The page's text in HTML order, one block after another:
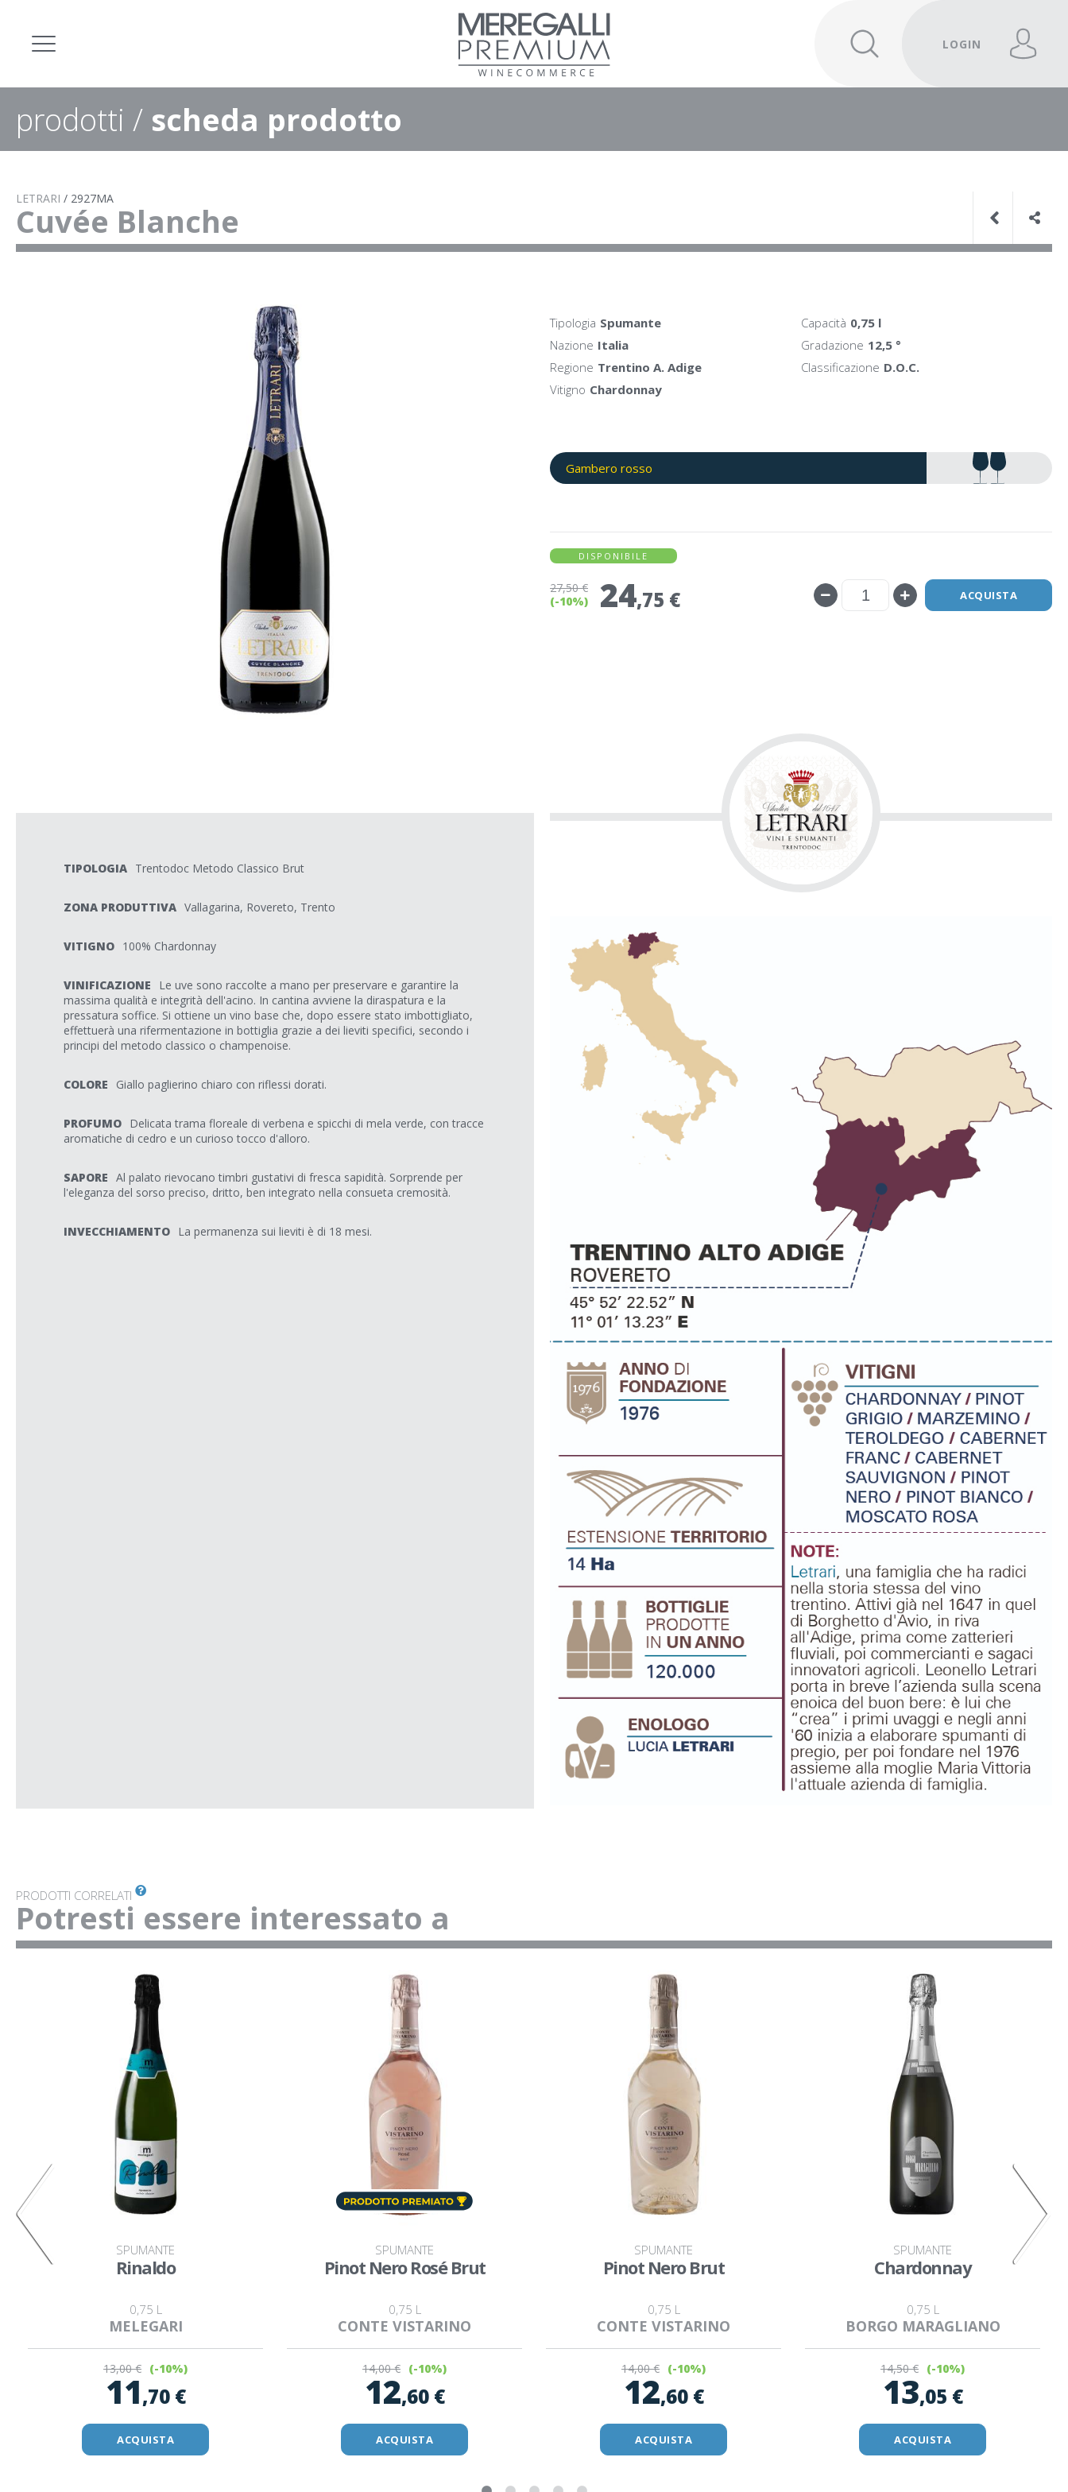
LOGIN
prodotti / scheda prodotto
LETRARI / 2927MA
Cuvée Blanche
Tipologia Spumante Capacità 0,75 l
Nazione Italia Gradazione 12,5 °
Regione Trentino A. Adige Classificazione D.O.C.
Vitigno Chardonnay
Gambero rosso
DISPONIBILE
27,50 €
(-10%)
24,75 € ACQUISTA
TIPOLOGIA Trentodoc Metodo Classico Brut
ZONA PRODUTTIVA Vallagarina, Rovereto, Trento
VITIGNO 100% Chardonnay
VINIFICAZIONE
Le uve sono raccolte a mano per preservare e garantire la
massima qualità e integrità dell'acino. In cantina avviene la diraspatura e la
pressatura soffice. Si ottiene un vino base che, dopo essere stato imbottigliato,
effettuerà una rifermentazione in bottiglia grazie a dei lieviti specifici, secondo i
principi del metodo classico o champenoise.
COLORE Giallo paglierino chiaro con riflessi dorati.
PROFUMO Delicata trama floreale di verbena e spicchi di mela verde, con tracce
aromatiche di cedro e un curioso tocco d'alloro.
SAPORE Al palato rievocano timbri gustativi di fresca sapidità. Sorprende per
l'eleganza del sorso preciso, dritto, ben integrato nella consueta cremosità.
INVECCHIAMENTO La permanenza sui lieviti è di 18 mesi.
PRODOTTI CORRELATI
Potresti essere interessato a
SPUMANTE
Rinaldo
0,75 L
MELEGARI
13,00 € (-10%)
11,70 €
ACQUISTA
SPUMANTE
Pinot Nero Rosé Brut
0,75 L
CONTE VISTARINO
14,00 € (-10%)
12,60 €
ACQUISTA
SPUMANTE
Pinot Nero Brut
0,75 L
CONTE VISTARINO
14,00 € (-10%)
12,60 €
ACQUISTA
SPUMANTE
Chardonnay
0,75 L
BORGO MARAGLIANO
14,50 € (-10%)
13,05 €
ACQUISTA